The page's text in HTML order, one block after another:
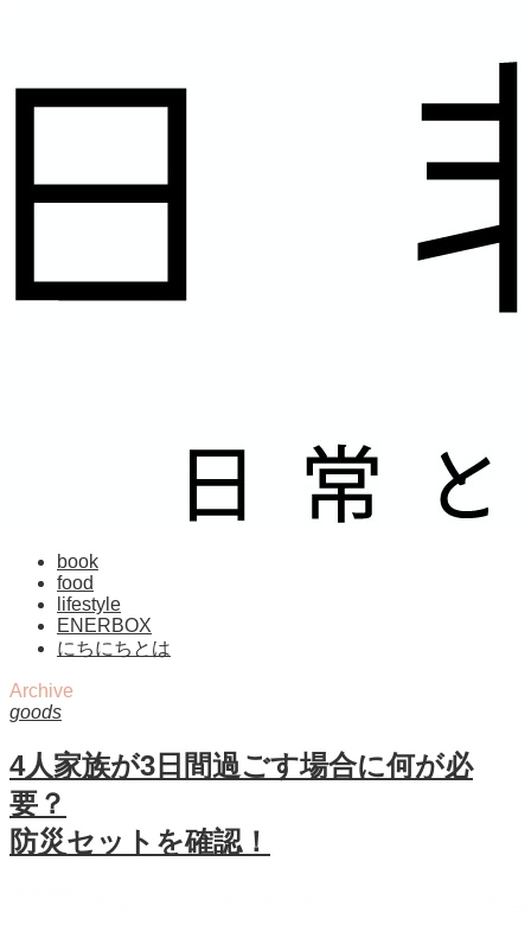
book
food
lifestyle
ENERBOX
にちにちとは
Archive
goods
4人家族が3日間過ごす場合に何が必
要？
防災セットを確認！